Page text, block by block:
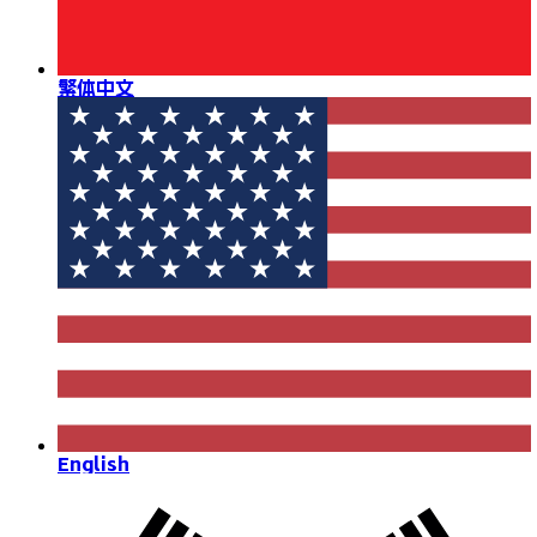
繁体中文
English